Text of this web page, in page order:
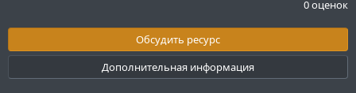
0
0
в
ё
з
0 оценок
Обсудить ресурс
Дополнительная информация